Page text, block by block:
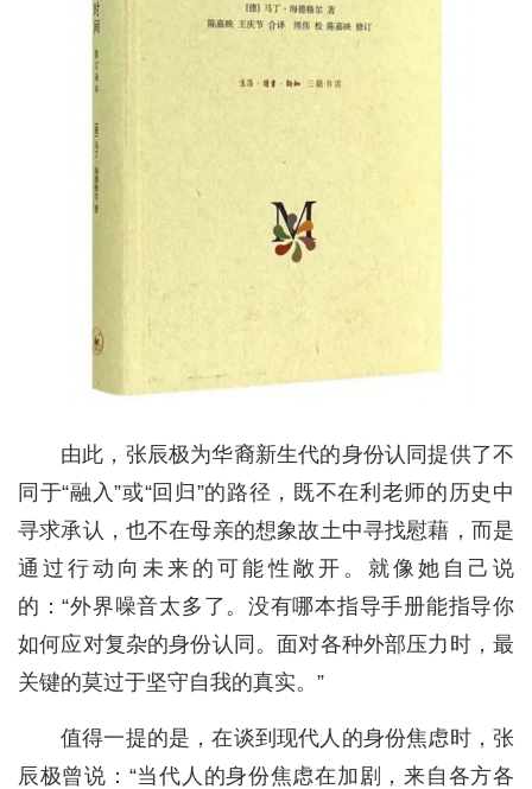
由此，张辰极为华裔新生代的身份认同提供了不
同于“融入”或“回归”的路径，既不在利老师的历史中
寻求承认，也不在母亲的想象故土中寻找慰藉，而是
通过行动向未来的可能性敞开。就像她自己说
的：“外界噪音太多了。没有哪本指导手册能指导你
如何应对复杂的身份认同。面对各种外部压力时，最
关键的莫过于坚守自我的真实。”
值得一提的是，在谈到现代人的身份焦虑时，张
辰极曾说：“当代人的身份焦虑在加剧，来自各方各